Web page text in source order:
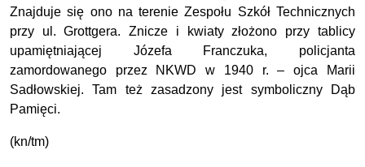
Znajduje się ono na terenie Zespołu Szkół Technicznych
przy ul. Grottgera. Znicze i kwiaty złożono przy tablicy
upamiętniającej Józefa Franczuka, policjanta
zamordowanego przez NKWD w 1940 r. – ojca Marii
Sadłowskiej. Tam też zasadzony jest symboliczny Dąb
Pamięci.
(kn/tm)